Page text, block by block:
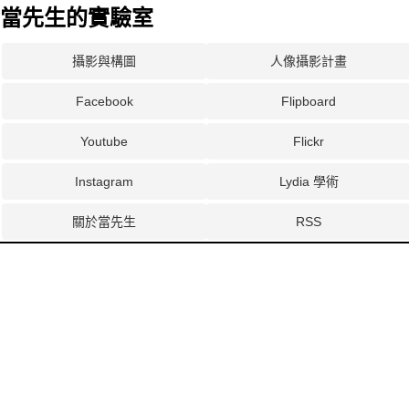
當先生的實驗室
攝影與構圖 人像攝影計畫
Facebook Flipboard
Youtube Flickr
Instagram Lydia 學術
關於當先生 RSS